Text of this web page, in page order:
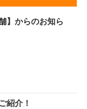
】からのお知ら
紹介！